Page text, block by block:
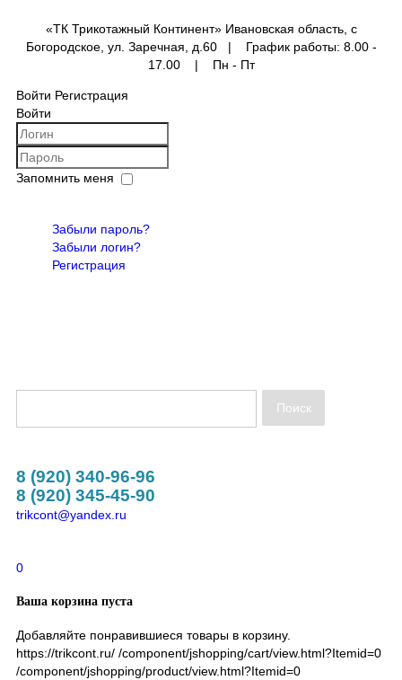
«ТК Трикотажный Континент» Ивановская область, с
Богородское, ул. Заречная, д.60 | График работы: 8.00 -
17.00 | Пн - Пт
Войти Регистрация
Войти
Запомнить меня
Забыли пароль?
Забыли логин?
Регистрация
8 (920) 340-96-96
8 (920) 345-45-90
trikcont@yandex.ru
0
Ваша корзина пуста
Добавляйте понравившиеся товары в корзину.
https://trikcont.ru/ /component/jshopping/cart/view.html?Itemid=0
/component/jshopping/product/view.html?Itemid=0
одежды